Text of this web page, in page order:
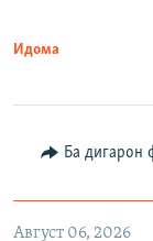
Идома
Ба дигарон
Август 06, 2026